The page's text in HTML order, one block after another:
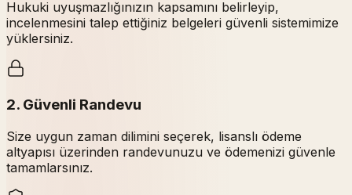
Hukuki uyuşmazlığınızın kapsamını belirleyip,
incelenmesini talep ettiğiniz belgeleri güvenli sistemimize
yüklersiniz.
2. Güvenli Randevu
Size uygun zaman dilimini seçerek, lisanslı ödeme
altyapısı üzerinden randevunuzu ve ödemenizi güvenle
tamamlarsınız.